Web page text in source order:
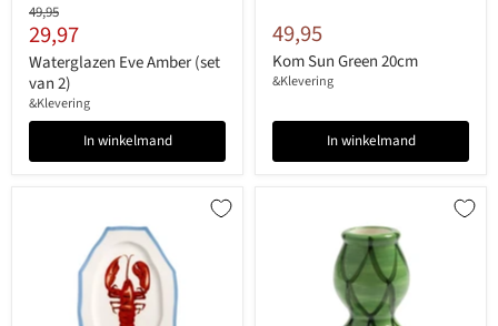
Originele
prijs
49,95
Huidige
prijs
29,97
Waterglazen Eve Amber (set
van 2)
&Klevering
In winkelmand
49,95
Kom Sun Green 20cm
&Klevering
In winkelmand